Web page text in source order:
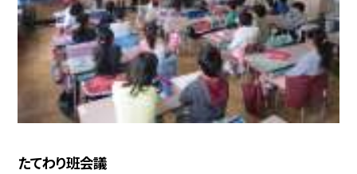
たてわり班会議